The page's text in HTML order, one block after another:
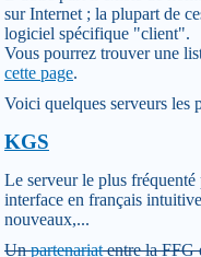
sur Internet ; la plupart de
logiciel spécifique "client".
Vous pourrez trouver une
cette page.
Voici quelques serveurs les
KGS
Le serveur le plus
interface en français
nouveaux,...
Unpartenariatentre la FFG